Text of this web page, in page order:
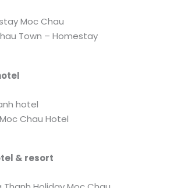
Moc Chau
Town – Homestay
hotel
Chau Hotel
& resort